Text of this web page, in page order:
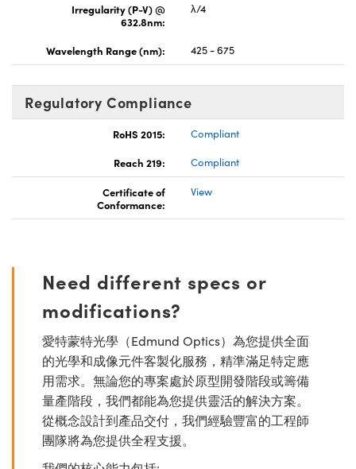
Irregularity (P-V) @
632.8nm:
λ/4
Wavelength Range (nm): 425 - 675
Regulatory Compliance
RoHS 2015:
Compliant
Reach 219:
Compliant
Certificate of
Conformance:
View
Need different specs or
modifications?
愛特蒙特光學（Edmund Optics）為您提供全面
的光學和成像元件客製化服務，精準滿足特定應
用需求。無論您的專案處於原型開發階段或籌備
量產階段，我們都能為您提供靈活的解決方案。
從概念設計到產品交付，我們經驗豐富的工程師
團隊將為您提供全程支援。